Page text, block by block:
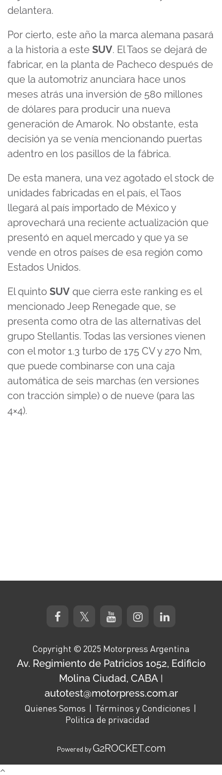
delantera.
Por cierto, este año la marca alemana pasará
a la historia a este SUV. El Taos se dejará de
fabricar, en la planta de Pacheco después de
que la automotriz anunciara hace unos
meses atrás una inversión de 580 millones
de dólares para producir una nueva
generación de Amarok. No obstante, esta
decisión ya se venía mencionando puertas
adentro en los pasillos de la fábrica.
De esta manera, una vez agotado el stock de
unidades fabricadas en el país, el Taos
llegará al país importado de México y
aprovechará una reciente actualización que
presentó en aquel mercado y que ya se
vende en otros países de esa región como
Estados Unidos.
El quinto SUV que cierra este ranking es el
mencionado Jeep Renegade que, se
presenta como otra de las alternativas del
grupo Stellantis. Todas las versiones vienen
con el motor 1.3 turbo de 175 CV y 270 Nm,
que puede combinarse con una caja
automática de seis marchas (en versiones
con tracción simple) o de nueve (para las
4×4).
Copyright © 2025 Motorpress Argentina
Av. Regimiento de Patricios 1052, Edificio
Molina Ciudad, CABA |
autotest@motorpress.com.ar
Quienes Somos
Términos y Condiciones
Politica de privacidad
Powered byG2ROCKET.com